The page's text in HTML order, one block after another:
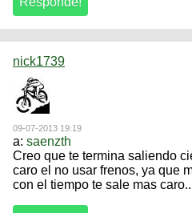
nick1739
09-07-2013 19:19
a: saenzth
Creo que te termina saliendo
caro el no usar frenos, ya que
con el tiempo te sale mas